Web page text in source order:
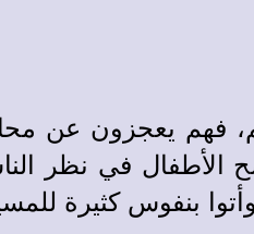
فهم يعجزون عن
الأطفال في نظر
بنفوس كثيرة